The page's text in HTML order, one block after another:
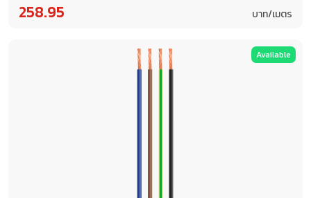
258.95 บาท/เมตร
Available